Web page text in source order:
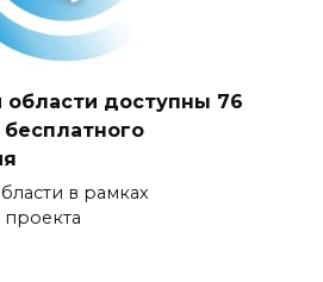
области доступны 76
в рамках